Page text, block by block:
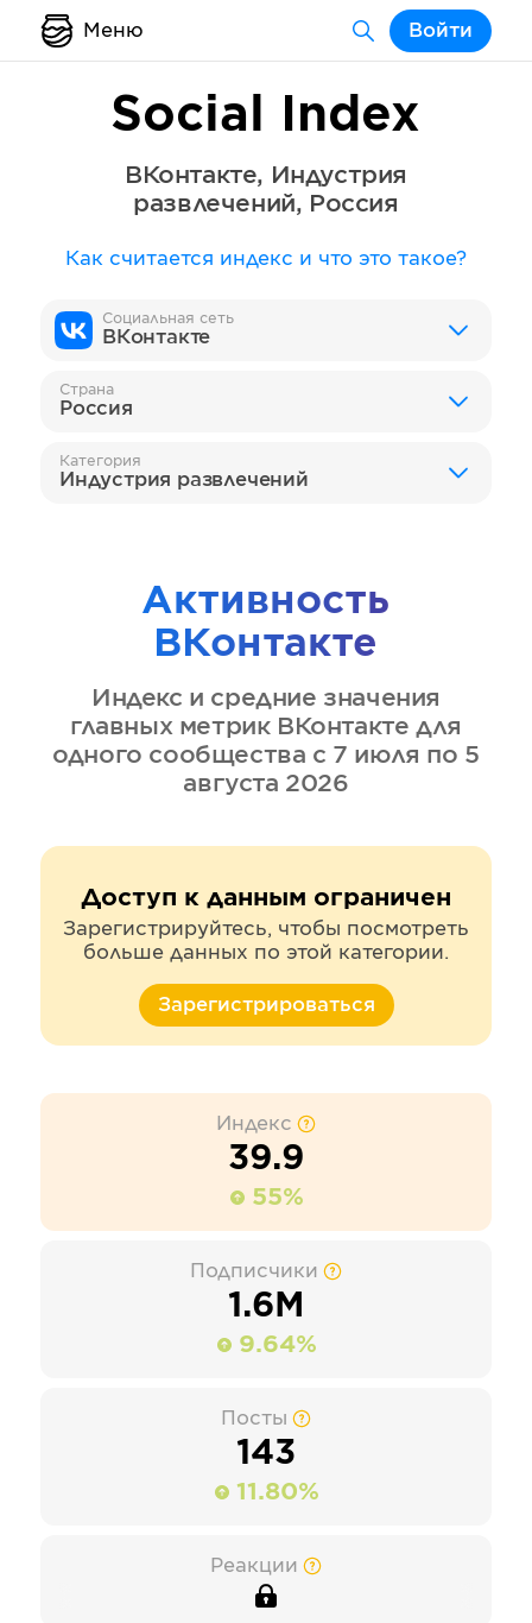
Меню Войти
Social Index
ВКонтакте, Индустрия
развлечений, Россия
Как считается индекс и что это такое?
Социальная сеть
ВКонтакте
Страна
Россия
Категория
Индустрия развлечений
Активность
ВКонтакте
Индекс и средние значения
главных метрик ВКонтакте для
одного сообщества с 7 июля по 5
августа 2026
Доступ к данным ограничен
Зарегистрируйтесь, чтобы посмотреть
больше данных по этой категории.
Зарегистрироваться
Индекс
39.9
55%
Подписчики
1.6М
9.64%
Посты
143
11.80%
Реакции